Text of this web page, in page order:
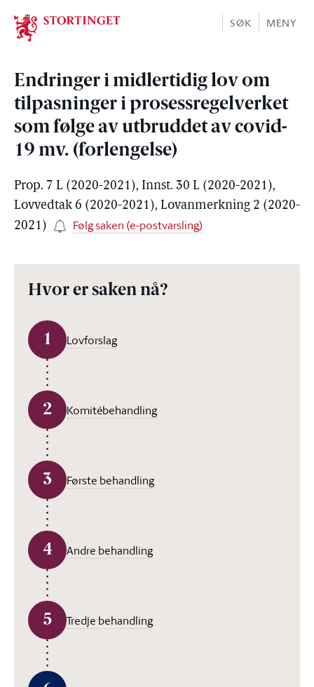
Stortinget.no
SØK MENY
Endringer i midlertidig lov om
tilpasninger i prosessregelverket
som følge av utbruddet av covid-
19 mv. (forlengelse)
Prop. 7 L (2020-2021), Innst. 30 L (2020-2021),
Lovvedtak 6 (2020-2021), Lovanmerkning 2 (2020-
2021)
Følg saken (e-postvarsling)
Hvor er saken nå?
1 Lovforslag
2 Komitébehandling
3 Første behandling
4 Andre behandling
5 Tredje behandling